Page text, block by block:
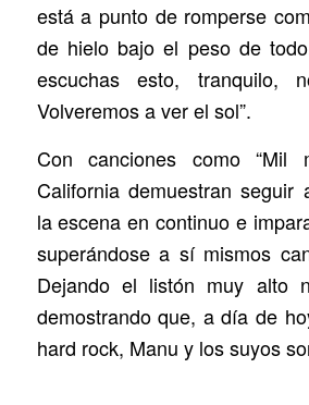
está a punto de romperse
de hielo bajo el peso de
escuchas esto, tranquilo,
Volveremos a ver el sol”.
Con canciones como “Mil
California demuestran seguir
la escena en continuo e
superándose a sí mismos
Dejando el listón muy alto
demostrando que, a día de
hard rock, Manu y los suyos